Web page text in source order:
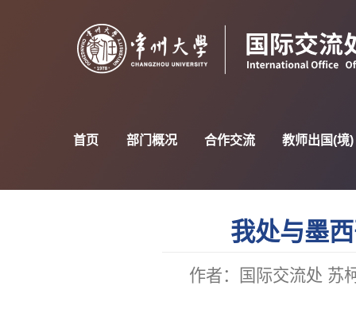
首页 部门概况 合作交流 教师出国(境)
我处与墨
作者：国际交流处 苏